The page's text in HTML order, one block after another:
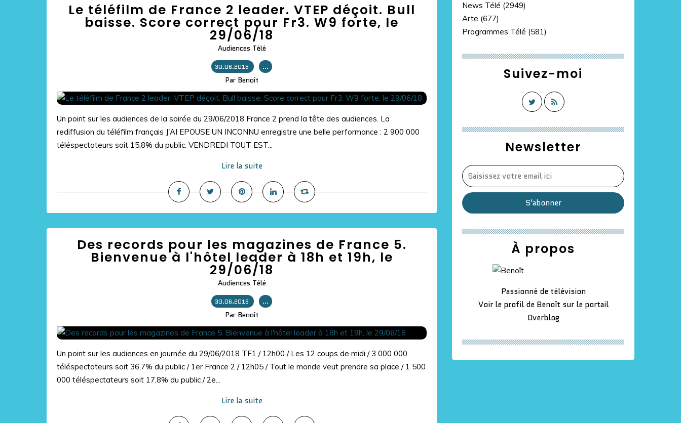
Le téléfilm de France 2 leader. VTEP déçoit. Bull
baisse. Score correct pour Fr3. W9 forte, le
29/06/18
Audiences Télé
30.06.2018 …
Par Benoît
Un point sur les audiences de la soirée du 29/06/2018 France 2 prend la tête des audiences. La
rediffusion du téléfilm français J'AI EPOUSE UN INCONNU enregistre une belle performance : 2 900 000
téléspectateurs soit 15,8% du public. VENDREDI TOUT EST...
Lire la suite
Des records pour les magazines de France 5.
Bienvenue à l'hôtel leader à 18h et 19h, le
29/06/18
Audiences Télé
30.06.2018 …
Par Benoît
Un point sur les audiences en journée du 29/06/2018 TF1 / 12h00 / Les 12 coups de midi / 3 000 000
téléspectateurs soit 36,7% du public / 1er France 2 / 12h05 / Tout le monde veut prendre sa place / 1 500
000 téléspectateurs soit 17,8% du public / 2e...
Lire la suite
Newsletter
News Télé (2949)
Arte (677)
Programmes Télé (581)
Suivez-moi
À propos
Passionné de télévision
Voir le profil de Benoît sur le portail
Overblog